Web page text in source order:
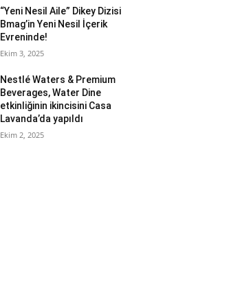
“Yeni Nesil Aile” Dikey Dizisi
Bmag’in Yeni Nesil İçerik
Evreninde!
Ekim 3, 2025
Nestlé Waters & Premium
Beverages, Water Dine
etkinliğinin ikincisini Casa
Lavanda’da yapıldı
Ekim 2, 2025